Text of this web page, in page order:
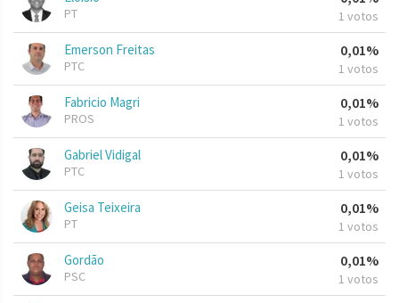
PT 1 votos
Emerson Freitas
PTC
0,01%
1 votos
Fabricio Magri
PROS
0,01%
1 votos
Gabriel Vidigal
PTC
0,01%
1 votos
Geisa Teixeira
PT
0,01%
1 votos
Gordão
PSC
0,01%
1 votos